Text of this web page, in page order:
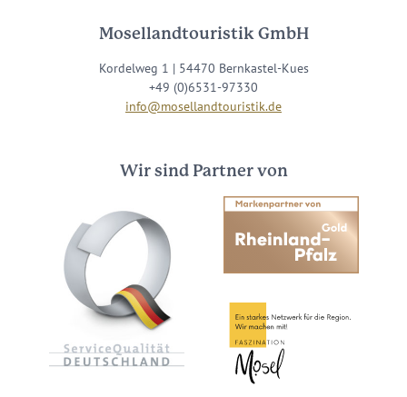
Mosellandtouristik GmbH
Kordelweg 1 | 54470 Bernkastel-Kues
+49 (0)6531-97330
info@mosellandtouristik.de
Wir sind Partner von